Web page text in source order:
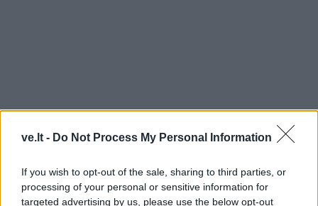
ve.lt - Do Not Process My Personal Information
If you wish to opt-out of the sale, sharing to third parties, or
processing of your personal or sensitive information for
targeted advertising by us, please use the below opt-out